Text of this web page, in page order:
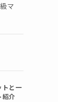
マ
トと一
紹介